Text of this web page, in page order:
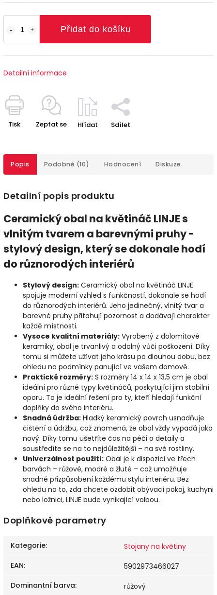
Přidat do košíku
Detailní informace
Tisk Zeptat se Hlídat Sdílet
Popis Podobné (10) Hodnocení Diskuze
Detailní popis produktu
Ceramický obal na květináč LINJE s
vlnitým tvarem a barevnými pruhy -
stylový design, který se dokonale hodí
do různorodých interiérů
Stylový design: Ceramický obal na květináč LINJE
spojuje moderní vzhled s funkčností, dokonale se hodí
do různorodých interiérů. Jeho jedinečný, vlnitý tvar a
barevné pruhy přitahují pozornost a dodávají charakter
každé místnosti.
Vysoce kvalitní materiály: Vyrobený z dolomitové
keramiky, obal je trvanlivý a odolný vůči poškození. Díky
tomu si můžete užívat jeho krásu po dlouhou dobu, bez
ohledu na podmínky panující ve vašem domově.
Praktické rozměry: S rozměry 14 x 14 x 13,5 cm je obal
ideální pro různé typy květináčů, poskytující jim stabilní
oporu. To je ideální řešení pro ty, kteří hledají funkční
doplňky do svého interiéru.
Snadná údržba: Hladký keramický povrch usnadňuje
čištění a údržbu, což znamená, že obal vždy vypadá jako
nový. Díky tomu ušetříte čas na péči o detaily a
soustředíte se na to nejdůležitější – na své rostliny.
Univerzálnost použití: Obal je k dispozici ve třech
barvách – růžové, modré a žluté – což umožňuje
snadné přizpůsobení každému stylu interiéru. Bez
ohledu na to, zda chcete ozdobit obývací pokoj, kuchyni
nebo ložnici, LINJE bude vynikající volbou.
Doplňkové parametry
Kategorie:
Stojany na květiny
EAN:
5902973466027
Dominantní barva: růžový